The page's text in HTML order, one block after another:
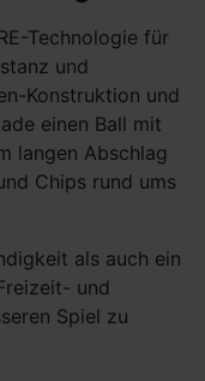
Technologie für
und
Konstruktion und
einen Ball mit
langen Abschlag
Chips rund ums
als auch ein
und
Spiel zu